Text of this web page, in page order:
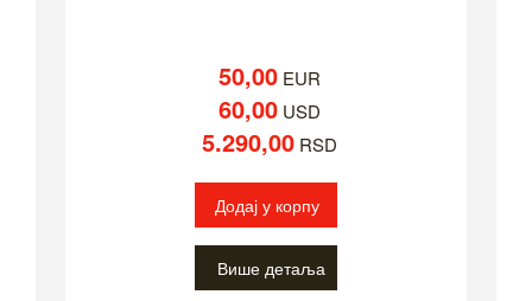
50,00EUR
60,00USD
5.290,00RSD
Додај у корпу
Више детаља